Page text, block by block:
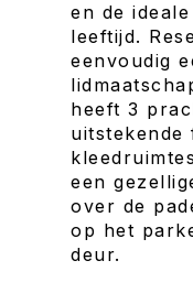
en de
leeftijd.
eenvoudig
heeft 3
een
over de
op het
deur.